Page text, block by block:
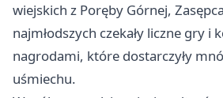
wiejskich z Poręby Górnej,
najmłodszych czekały liczne gry i
nagrodami, które dostarczyły
uśmiechu.